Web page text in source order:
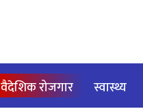
वैदेशिक रोजगार स्वास्थ्य